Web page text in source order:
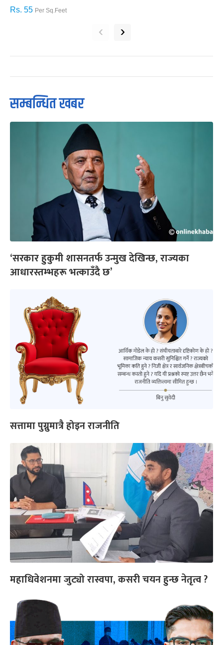
Rs. 55 Per Sq.Feet
‹ ›
सम्बन्धित खबर
‘सरकार हुकुमी शासनतर्फ उन्मुख देखिन्छ, राज्यका
आधारस्तम्भहरू भत्काउँदै छ’
सत्तामा पुग्नुमात्रै होइन राजनीति
महाधिवेशनमा जुट्यो रास्वपा, कसरी चयन हुन्छ नेतृत्व ?